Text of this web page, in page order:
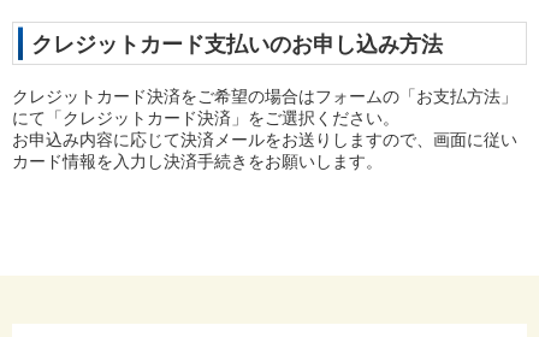
クレジットカード支払いのお申し込み方法
クレジットカード決済をご希望の場合はフォームの「お支払方法」
にて「クレジットカード決済」をご選択ください。
お申込み内容に応じて決済メールをお送りしますので、画面に従い
カード情報を入力し決済手続きをお願いします。